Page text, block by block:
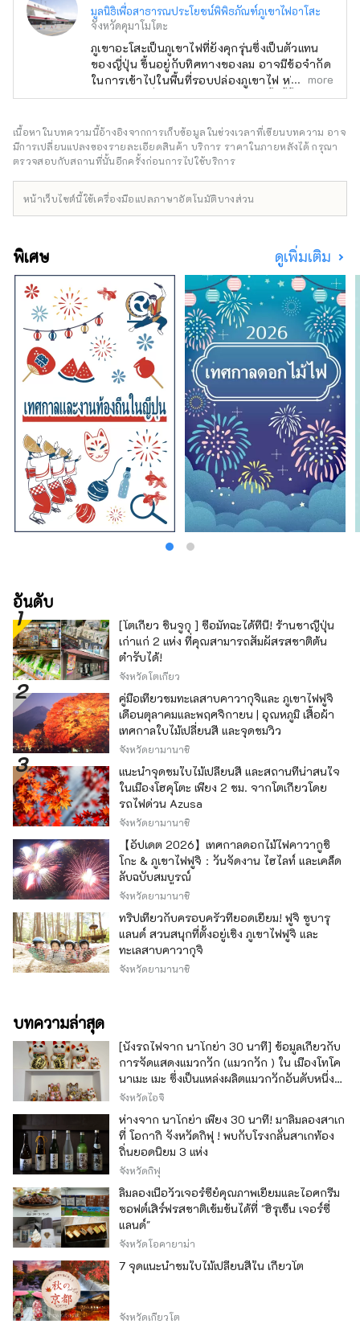
มูลนิธิเพื่อสาธารณประโยชน์พิพิธภัณฑ์ภูเขาไฟอาโสะ
จังหวัดคุมาโมโตะ
ภูเขาอะโสะเป็นภูเขาไฟที่ยังคุกรุ่นซึ่งเป็นตัวแทน
ของญี่ปุ่น ขึ้นอยู่กับทิศทางของลม อาจมีข้อจำกัด
ในการเข้าไปในพื้นที่รอบปล่องภูเขาไฟ หรืออาจ
ไม่สามารถเที่ยวชมปล่องภูเขาไฟได้ ทั้งนี้ขึ้นอยู่กับ
ติดตั้งอยู่ที่ผนังปล่องภูเขาไฟ Nakadake และปล่อง
ภูเขาไฟ หน้าจอกว้างที่ให้คุณสังเกตสถานการณ์
ปล่องภูเขาไฟได้แบบเรียลไทม์ นั่นก็คือ คุณยัง
เดียวกัน ดังนั้นคุณจึงสามารถเพลิดเพลินไปกับ
ธรณีวิทยาของภูเขาไฟอาโสะ ภูเขาไฟในญี่ปุ่น
และทั่วโลก กิจกรรมภูเขาไฟที่ภูเขานากาดาเกะ
ความสัมพันธ์ระหว่างทุ่งหญ้ากับผู้คน พืชและสัตว์
และอื่นๆ อีกมากมาย คุณสามารถชมภาพยนตร์
เกี่ยวกับชีวิตของผู้คนได้
more
เนื้อหาในบทความนี้อ้างอิงจากการเก็บข้อมูลในช่วงเวลาที่เขียนบทความ อาจ
มีการเปลี่ยนแปลงของรายละเอียดสินค้า บริการ ราคาในภายหลังได้ กรุณา
ตรวจสอบกับสถานที่นั้นอีกครั้งก่อนการไปใช้บริการ
หน้าเว็บไซต์นี้ใช้เครื่องมือแปลภาษาอัตโนมัติบางส่วน
พิเศษ ดูเพิ่มเติม
อันดับ
[โตเกียว ชินจูกุ ] ซื้อมัทฉะได้ที่นี่! ร้านชาญี่ปุ่น
เก่าแก่ 2 แห่ง ที่คุณสามารถสัมผัสรสชาติต้น
ตำรับได้!
จังหวัดโตเกียว
คู่มือเที่ยวชมทะเลสาบคาวากุจิและ ภูเขาไฟฟูจิ
เดือนตุลาคมและพฤศจิกายน | อุณหภูมิ เสื้อผ้า
เทศกาลใบไม้เปลี่ยนสี และจุดชมวิว
จังหวัดยามานาชิ
แนะนำจุดชมใบไม้เปลี่ยนสี และสถานที่น่าสนใจ
ในเมืองโฮคุโตะ เพียง 2 ชม. จากโตเกียวโดย
รถไฟด่วน Azusa
จังหวัดยามานาชิ
【อัปเดต 2026】เทศกาลดอกไม้ไฟคาวากูชิ
โกะ & ภูเขาไฟฟูจิ：วันจัดงาน ไฮไลท์ และเคล็ด
ลับฉบับสมบูรณ์
จังหวัดยามานาชิ
ทริปเที่ยวกับครอบครัวที่ยอดเยี่ยม! ฟูจิ ซูบารุ
แลนด์ สวนสนุกที่ตั้งอยู่เชิง ภูเขาไฟฟูจิ และ
ทะเลสาบคาวากุจิ
จังหวัดยามานาชิ
บทความล่าสุด
[นั่งรถไฟจาก นาโกย่า 30 นาที] ข้อมูลเกี่ยวกับ
การจัดแสดงแมวกวัก (แมวกวัก ) ใน เมืองโทโค
นาเมะ เมะ ซึ่งเป็นแหล่งผลิตแมวกวักอันดับหนึ่ง
ของญี่ปุ่น
จังหวัดไอจิ
ห่างจาก นาโกย่า เพียง 30 นาที! มาลิ้มลองสาเก
ที่ โอกากิ จังหวัดกิฟุ ! พบกับโรงกลั่นสาเกท้อง
ถิ่นยอดนิยม 3 แห่ง
จังหวัดกิฟุ
ลิ้มลองเนื้อวัวเจอร์ซีย์คุณภาพเยี่ยมและไอศกรีม
ซอฟต์เสิร์ฟรสชาติเข้มข้นได้ที่ "ฮิรุเซ็น เจอร์ซี่
แลนด์"
จังหวัดโอคายาม่า
7 จุดแนะนำชมใบไม้เปลี่ยนสีใน เกียวโต
จังหวัดเกียวโต